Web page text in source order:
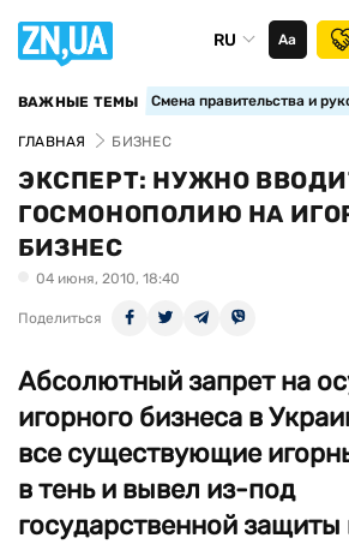
RU Аа
ВАЖНЫЕ ТЕМЫ Смена правительства и
ГЛАВНАЯ БИЗНЕС
ЭКСПЕРТ: НУЖНО
ГОСМОНОПОЛИЮ НА
БИЗНЕС
04 июня, 2010, 18:40
Поделиться
Абсолютный запрет на
игорного бизнеса в
все существующие
в тень и вывел из-под
государственной защиты